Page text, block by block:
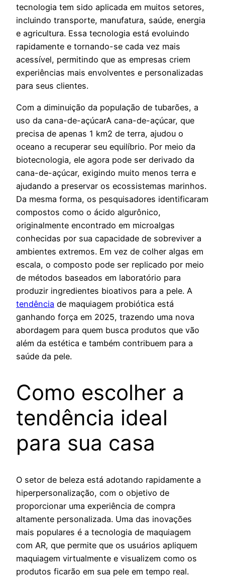
tecnologia tem sido aplicada em muitos setores,
incluindo transporte, manufatura, saúde, energia
e agricultura. Essa tecnologia está evoluindo
rapidamente e tornando-se cada vez mais
acessível, permitindo que as empresas criem
experiências mais envolventes e personalizadas
para seus clientes.
Com a diminuição da população de tubarões, a
uso da cana-de-açúcarA cana-de-açúcar, que
precisa de apenas 1 km2 de terra, ajudou o
oceano a recuperar seu equilíbrio. Por meio da
biotecnologia, ele agora pode ser derivado da
cana-de-açúcar, exigindo muito menos terra e
ajudando a preservar os ecossistemas marinhos.
Da mesma forma, os pesquisadores identificaram
compostos como o ácido algurônico,
originalmente encontrado em microalgas
conhecidas por sua capacidade de sobreviver a
ambientes extremos. Em vez de colher algas em
escala, o composto pode ser replicado por meio
de métodos baseados em laboratório para
produzir ingredientes bioativos para a pele. A
tendência de maquiagem probiótica está
ganhando força em 2025, trazendo uma nova
abordagem para quem busca produtos que vão
além da estética e também contribuem para a
saúde da pele.
Como escolher a
tendência ideal
para sua casa
O setor de beleza está adotando rapidamente a
hiperpersonalização, com o objetivo de
proporcionar uma experiência de compra
altamente personalizada. Uma das inovações
mais populares é a tecnologia de maquiagem
com AR, que permite que os usuários apliquem
maquiagem virtualmente e visualizem como os
produtos ficarão em sua pele em tempo real.